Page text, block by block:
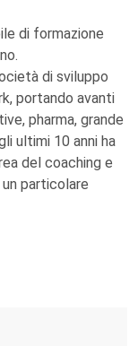
di formazione
di sviluppo
portando avanti
pharma, grande
ultimi 10 anni ha
del coaching e
particolare